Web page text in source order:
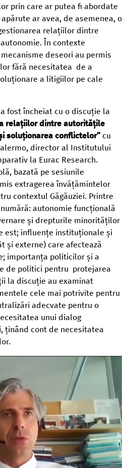
prin care ar putea fi abordate
ar avea, de asemenea, o
relațiilor dintre
În contexte
deseori au permis
fără necesitatea de a
a litigiilor pe cale
fost încheiat cu o discuție la
relațiilor dintre autoritățile
soluționarea conflictelor” cu
director al Institutului
la Eurac Research.
bazată pe sesiunile
extragerea învățămintelor
contextul Găgăuziei. Printre
autonomie funcțională
și drepturile minorităților
est; influențe instituționale și
și externe) care afectează
importanța politicilor și a
de politici pentru protejarea
la discuție au examinat
cele mai potrivite pentru
adecvate pentru o
unui dialog
ținând cont de necesitatea